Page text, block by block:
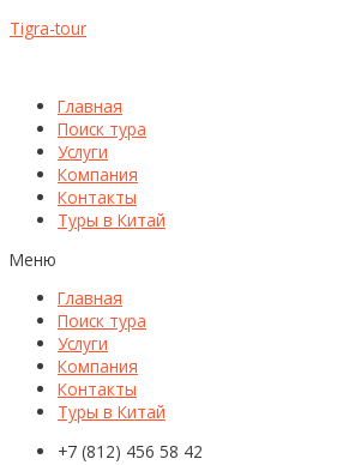
Tigra-tour
Главная
Поиск тура
Услуги
Компания
Контакты
Туры в Китай
Меню
Главная
Поиск тура
Услуги
Компания
Контакты
Туры в Китай
+7 (812) 456 58 42